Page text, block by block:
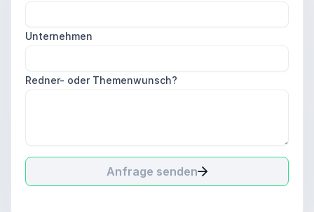
Unternehmen
Redner- oder Themenwunsch?
Anfrage senden